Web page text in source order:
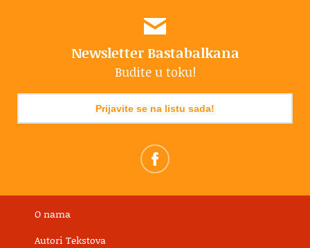
Newsletter Bastabalkana
Budite u toku!
Prijavite se na listu sada!
O nama
Autori Tekstova